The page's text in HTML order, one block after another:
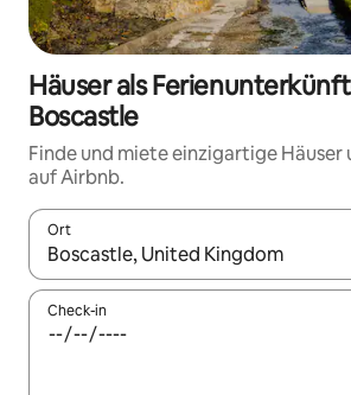
Häuser als
Boscastle
Finde und miete einzigartige Häuser
auf Airbnb.
Ort
Wenn Ergebnisse verfügbar sind,
Check-in